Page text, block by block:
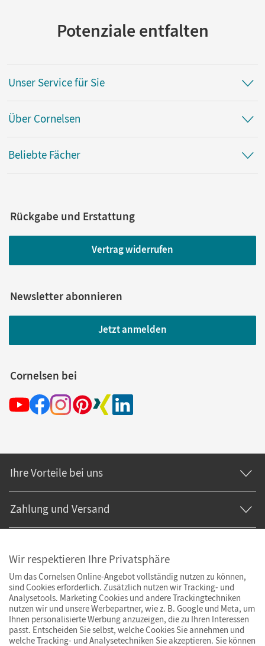
Potenziale entfalten
Unser Service für Sie
Über Cornelsen
Beliebte Fächer
Rückgabe und Erstattung
Vertrag widerrufen
Newsletter abonnieren
Jetzt anmelden
Cornelsen bei
Ihre Vorteile bei uns
Zahlung und Versand
Wir respektieren Ihre Privatsphäre
Um das Cornelsen Online-Angebot vollständig nutzen zu können,
sind Cookies erforderlich. Zusätzlich nutzen wir Tracking- und
Analysetools. Marketing Cookies und andere Trackingtechniken
nutzen wir und unsere Werbepartner, wie z. B. Google und Meta, um
Ihnen personalisierte Werbung anzuzeigen, die zu Ihren Interessen
passt. Entscheiden Sie selbst, welche Cookies Sie annehmen und
welche Tracking- und Analysetechniken Sie akzeptieren. Sie können